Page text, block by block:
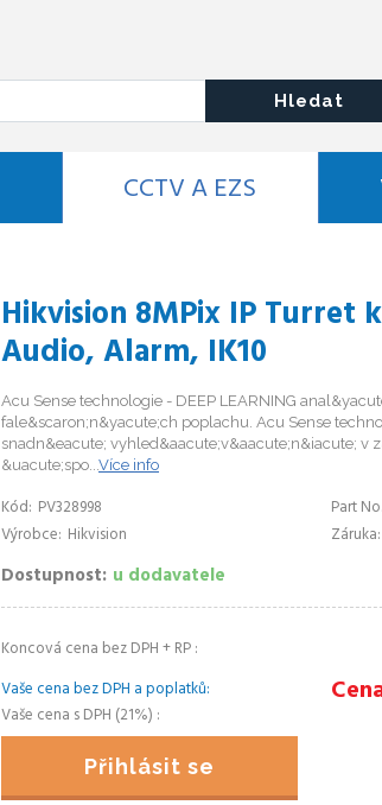
Hledat
CCTV A EZS
Hikvision 8MPix IP Turret
Audio, Alarm, IK10
Acu Sense technologie - DEEP LEARNING
fale&scaron;n&yacute;ch poplachu. Acu Sense
snadn&eacute; vyhled&aacute;v&aacute;n&iacute; v
&uacute;spo...Více info
Kód PV328998 Part No.
Výrobce Hikvision Záruka
Dostupnost u dodavatele
Koncová cena bez DPH + RP
Vaše cena bez DPH a poplatků
Vaše cena s DPH (21%)
Přihlásit se